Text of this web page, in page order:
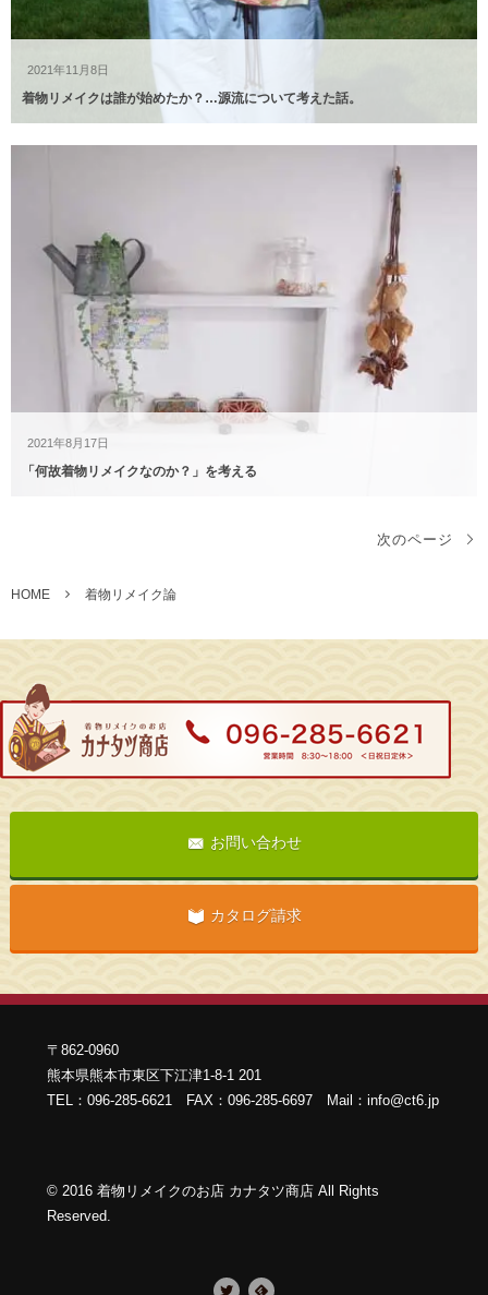
2021年11月8日
着物リメイクは誰が始めたか？…源流について考えた話。
2021年8月17日
「何故着物リメイクなのか？」を考える
次のページ
HOME 着物リメイク論
お問い合わせ
カタログ請求
〒862-0960
熊本県熊本市東区下江津1-8-1 201
TEL：096-285-6621 FAX：096-285-6697 Mail：info@ct6.jp
© 2016 着物リメイクのお店 カナタツ商店 All Rights
Reserved